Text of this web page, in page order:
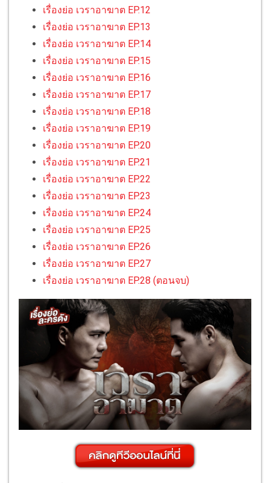
เรื่องย่อ เวราอาฆาต EP.12
เรื่องย่อ เวราอาฆาต EP.13
เรื่องย่อ เวราอาฆาต EP.14
เรื่องย่อ เวราอาฆาต EP.15
เรื่องย่อ เวราอาฆาต EP.16
เรื่องย่อ เวราอาฆาต EP.17
เรื่องย่อ เวราอาฆาต EP.18
เรื่องย่อ เวราอาฆาต EP.19
เรื่องย่อ เวราอาฆาต EP.20
เรื่องย่อ เวราอาฆาต EP.21
เรื่องย่อ เวราอาฆาต EP.22
เรื่องย่อ เวราอาฆาต EP.23
เรื่องย่อ เวราอาฆาต EP.24
เรื่องย่อ เวราอาฆาต EP.25
เรื่องย่อ เวราอาฆาต EP.26
เรื่องย่อ เวราอาฆาต EP.27
เรื่องย่อ เวราอาฆาต EP.28 (ตอนจบ)